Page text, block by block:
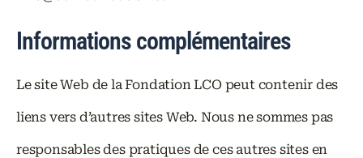
Informations complémentaires
Le site Web de la Fondation LCO peut contenir des
liens vers d’autres sites Web. Nous ne sommes pas
responsables des pratiques de ces autres sites en